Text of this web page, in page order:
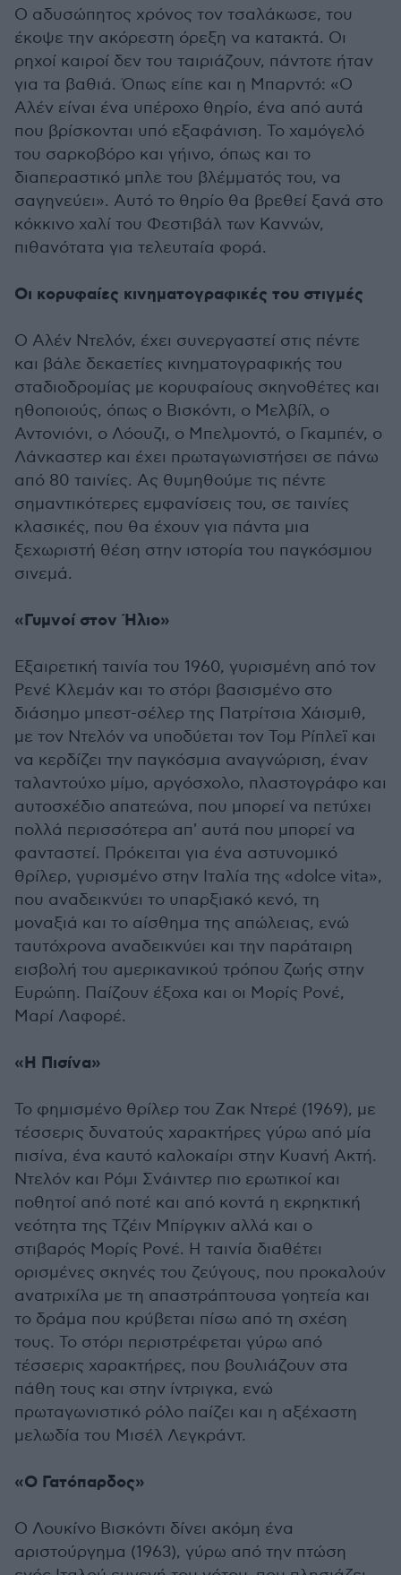
Ο αδυσώπητος χρόνος τον τσαλάκωσε, του
έκοψε την ακόρεστη όρεξη να κατακτά. Οι
ρηχοί καιροί δεν του ταιριάζουν, πάντοτε ήταν
για τα βαθιά. Όπως είπε και η Μπαρντό: «Ο
Αλέν είναι ένα υπέροχο θηρίο, ένα από αυτά
που βρίσκονται υπό εξαφάνιση. Το χαμόγελό
του σαρκοβόρο και γήινο, όπως και το
διαπεραστικό μπλε του βλέμματός του, να
σαγηνεύει». Αυτό το θηρίο θα βρεθεί ξανά στο
κόκκινο χαλί του Φεστιβάλ των Καννών,
πιθανότατα για τελευταία φορά.
Οι κορυφαίες κινηματογραφικές του στιγμές
Ο Αλέν Ντελόν, έχει συνεργαστεί στις πέντε
και βάλε δεκαετίες κινηματογραφικής του
σταδιοδρομίας με κορυφαίους σκηνοθέτες και
ηθοποιούς, όπως ο Βισκόντι, ο Μελβίλ, ο
Αντονιόνι, ο Λόουζι, ο Μπελμοντό, ο Γκαμπέν, ο
Λάνκαστερ και έχει πρωταγωνιστήσει σε πάνω
από 80 ταινίες. Ας θυμηθούμε τις πέντε
σημαντικότερες εμφανίσεις του, σε ταινίες
κλασικές, που θα έχουν για πάντα μια
ξεχωριστή θέση στην ιστορία του παγκόσμιου
σινεμά.
«Γυμνοί στον Ήλιο»
Εξαιρετική ταινία του 1960, γυρισμένη από τον
Ρενέ Κλεμάν και το στόρι βασισμένο στο
διάσημο μπεστ-σέλερ της Πατρίτσια Χάισμιθ,
με τον Ντελόν να υποδύεται τον Τομ Ρίπλεϊ και
να κερδίζει την παγκόσμια αναγνώριση, έναν
ταλαντούχο μίμο, αργόσχολο, πλαστογράφο και
αυτοσχέδιο απατεώνα, που μπορεί να πετύχει
πολλά περισσότερα απ' αυτά που μπορεί να
φανταστεί. Πρόκειται για ένα αστυνομικό
θρίλερ, γυρισμένο στην Ιταλία της «dolce vita»,
που αναδεικνύει το υπαρξιακό κενό, τη
μοναξιά και το αίσθημα της απώλειας, ενώ
ταυτόχρονα αναδεικνύει και την παράταιρη
εισβολή του αμερικανικού τρόπου ζωής στην
Ευρώπη. Παίζουν έξοχα και οι Μορίς Ρονέ,
Μαρί Λαφορέ.
«Η Πισίνα»
Το φημισμένο θρίλερ του Ζακ Ντερέ (1969), με
τέσσερις δυνατούς χαρακτήρες γύρω από μία
πισίνα, ένα καυτό καλοκαίρι στην Κυανή Ακτή.
Ντελόν και Ρόμι Σνάιντερ πιο ερωτικοί και
ποθητοί από ποτέ και από κοντά η εκρηκτική
νεότητα της Τζέιν Μπίργκιν αλλά και ο
στιβαρός Μορίς Ρονέ. Η ταινία διαθέτει
ορισμένες σκηνές του ζεύγους, που προκαλούν
ανατριχίλα με τη απαστράπτουσα γοητεία και
το δράμα που κρύβεται πίσω από τη σχέση
τους. Το στόρι περιστρέφεται γύρω από
τέσσερις χαρακτήρες, που βουλιάζουν στα
πάθη τους και στην ίντριγκα, ενώ
πρωταγωνιστικό ρόλο παίζει και η αξέχαστη
μελωδία του Μισέλ Λεγκράντ.
«Ο Γατόπαρδος»
Ο Λουκίνο Βισκόντι δίνει ακόμη ένα
αριστούργημα (1963), γύρω από την πτώση